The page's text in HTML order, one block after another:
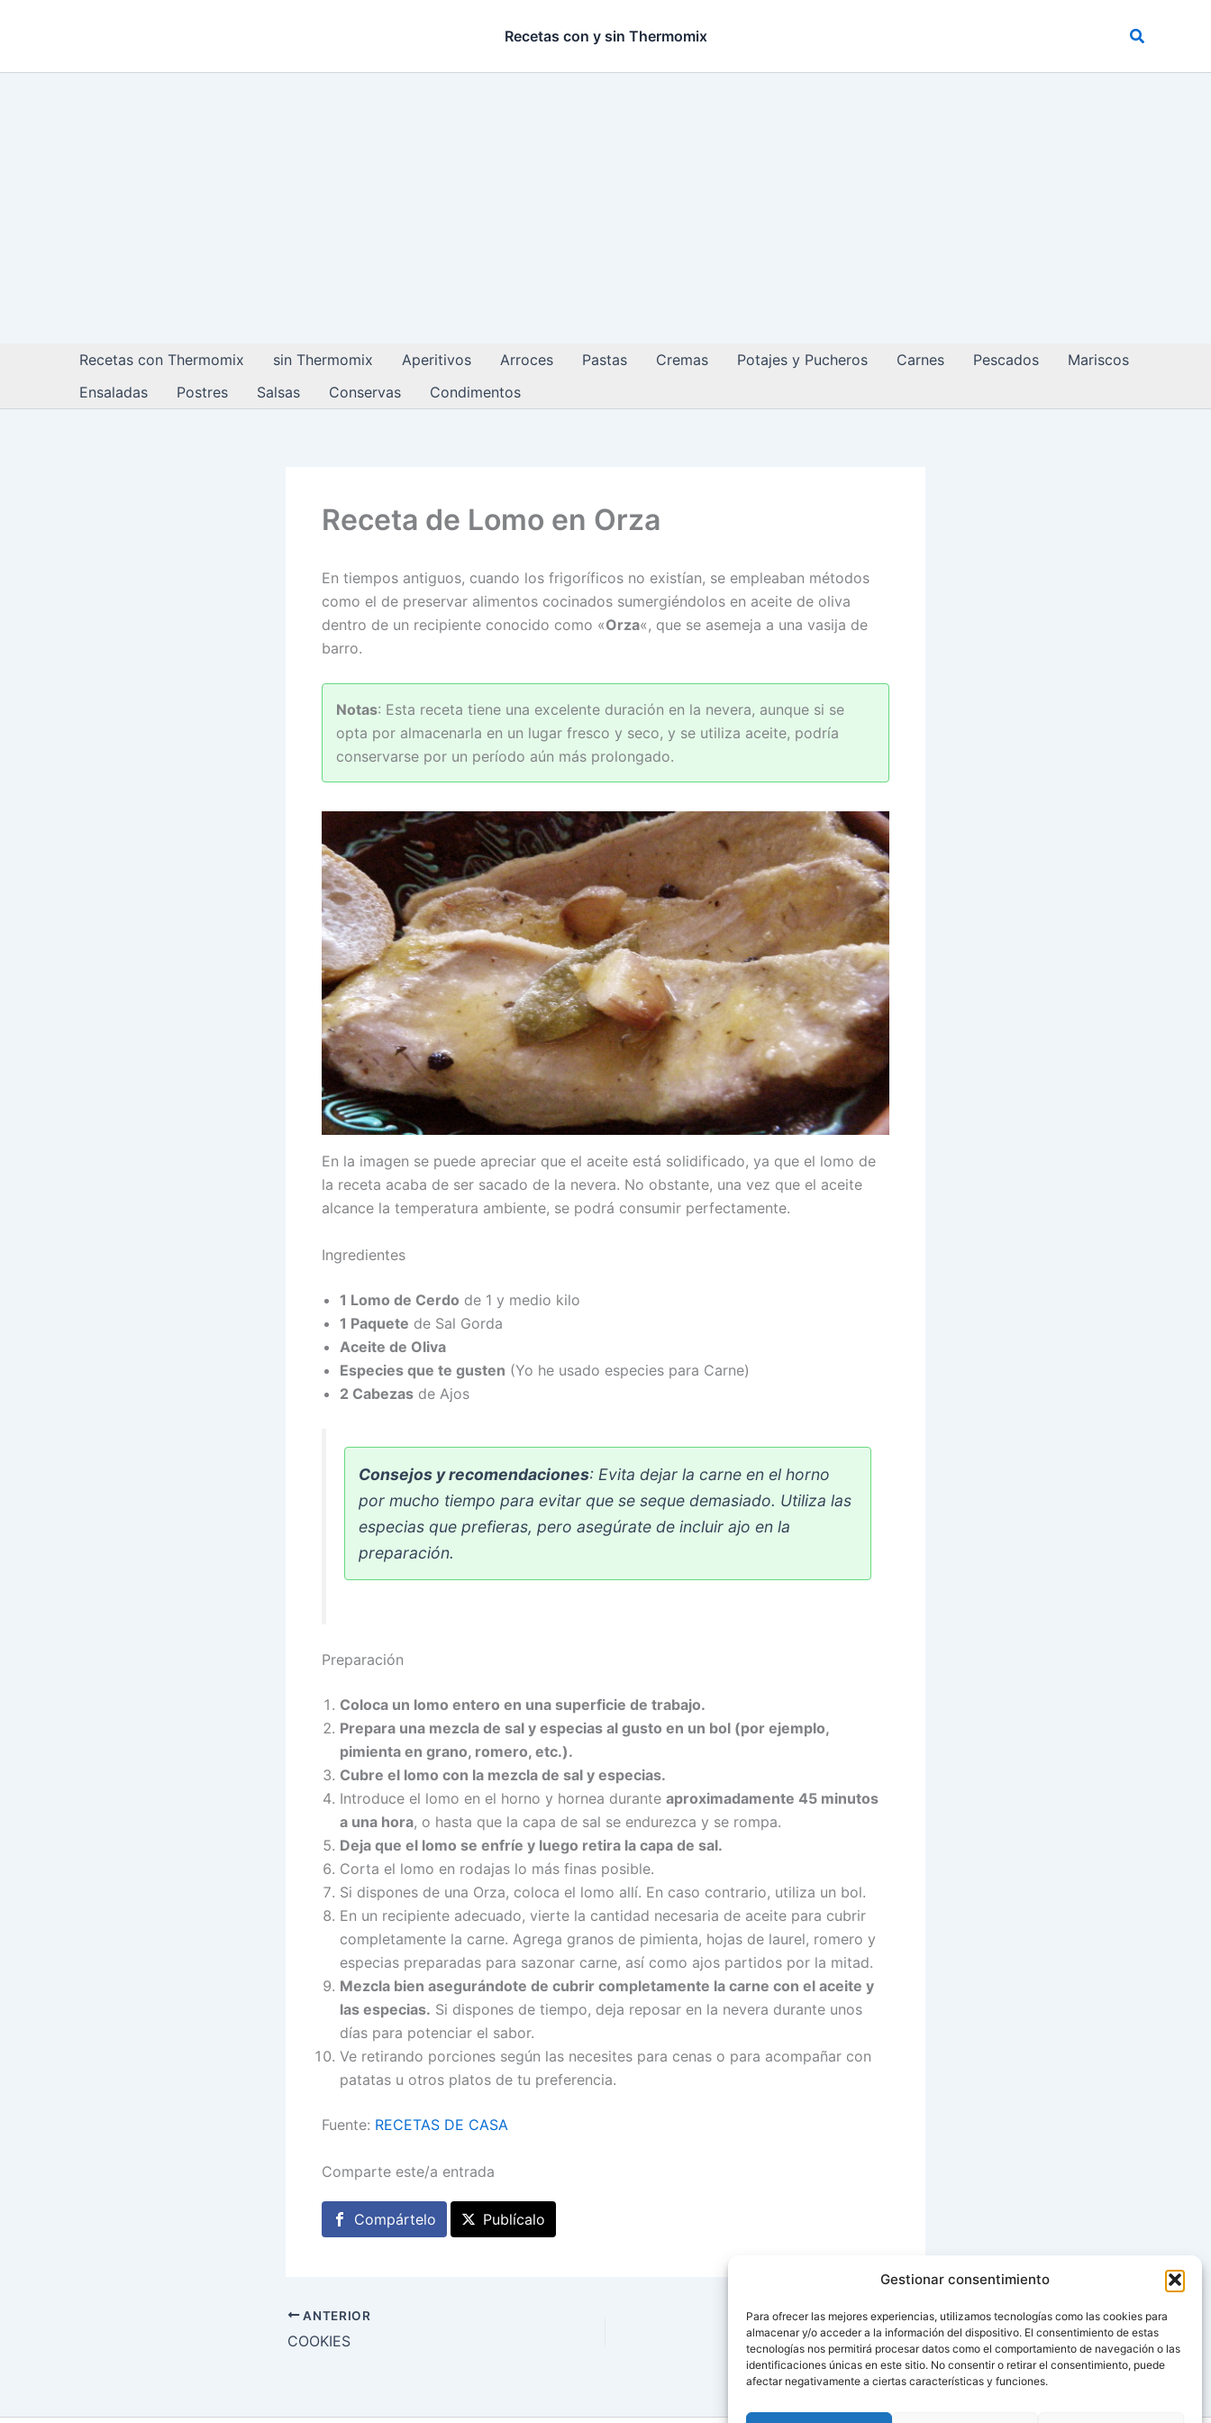
Gestionar consentimiento
Para ofrecer las mejores experiencias, utilizamos tecnologías como las cookies para
almacenar y/o acceder a la información del dispositivo. El consentimiento de estas
tecnologías nos permitirá procesar datos como el comportamiento de navegación o las
identificaciones únicas en este sitio. No consentir o retirar el consentimiento, puede
afectar negativamente a ciertas características y funciones.
Recetas con y sin Thermomix Buscar
Recetas con Thermomix sin Thermomix Aperitivos Arroces Pastas Cremas Potajes y Pucheros Carnes Pescados
Mariscos
Ensaladas
Postres Salsas Conservas Condimentos
Receta de Lomo en Orza
En tiempos antiguos, cuando los frigoríficos no existían, se empleaban métodos
como el de preservar alimentos cocinados sumergiéndolos en aceite de oliva
dentro de un recipiente conocido como «Orza«, que se asemeja a una vasija de
barro.
Notas: Esta receta tiene una excelente duración en la nevera, aunque si se
opta por almacenarla en un lugar fresco y seco, y se utiliza aceite, podría
conservarse por un período aún más prolongado.
En la imagen se puede apreciar que el aceite está solidificado, ya que el lomo de
la receta acaba de ser sacado de la nevera. No obstante, una vez que el aceite
alcance la temperatura ambiente, se podrá consumir perfectamente.
Ingredientes
1 Lomo de Cerdo de 1 y medio kilo
1 Paquete de Sal Gorda
Aceite de Oliva
Especies que te gusten (Yo he usado especies para Carne)
2 Cabezas de Ajos
Consejos y recomendaciones: Evita dejar la carne en el horno
por mucho tiempo para evitar que se seque demasiado. Utiliza las
especias que prefieras, pero asegúrate de incluir ajo en la
preparación.
Preparación
Coloca un lomo entero en una superficie de trabajo.
Prepara una mezcla de sal y especias al gusto en un bol (por ejemplo,
pimienta en grano, romero, etc.).
Cubre el lomo con la mezcla de sal y especias.
Introduce el lomo en el horno y hornea durante aproximadamente 45 minutos
a una hora, o hasta que la capa de sal se endurezca y se rompa.
Deja que el lomo se enfríe y luego retira la capa de sal.
Corta el lomo en rodajas lo más finas posible.
Si dispones de una Orza, coloca el lomo allí. En caso contrario, utiliza un bol.
En un recipiente adecuado, vierte la cantidad necesaria de aceite para cubrir
completamente la carne. Agrega granos de pimienta, hojas de laurel, romero y
especias preparadas para sazonar carne, así como ajos partidos por la mitad.
Mezcla bien asegurándote de cubrir completamente la carne con el aceite y
las especias. Si dispones de tiempo, deja reposar en la nevera durante unos
días para potenciar el sabor.
Ve retirando porciones según las necesites para cenas o para acompañar con
patatas u otros platos de tu preferencia.
Fuente: RECETAS DE CASA
Comparte este/a entrada
Compártelo Publícalo
ANTERIOR
COOKIES
SIGUIENTE
Alubias a la vinagreta